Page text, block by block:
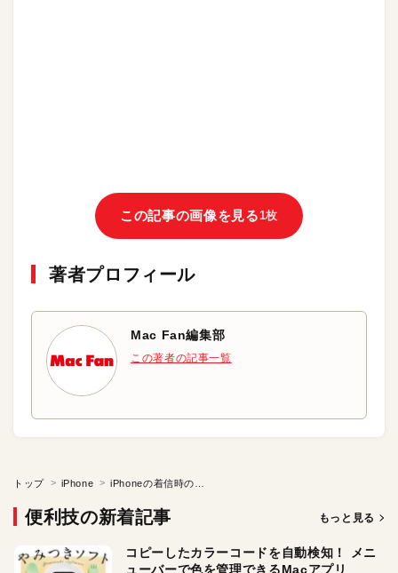
この記事の画像を見る1枚
著者プロフィール
Mac Fan編集部
この著者の記事一覧
トップ iPhone
便利技の新着記事 もっと見る
コピーしたカラーコードを自動検知！ メニ
ューバーで色を管理できるMacアプリ